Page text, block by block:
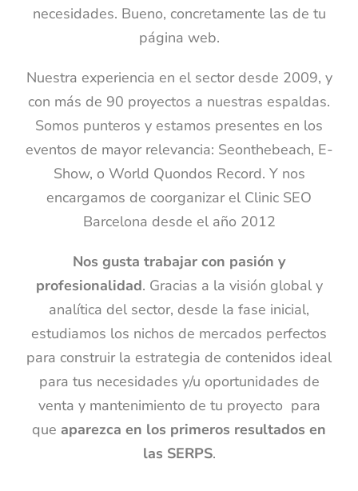
necesidades. Bueno, concretamente las de tu
página web.
Nuestra experiencia en el sector desde 2009, y
con más de 90 proyectos a nuestras espaldas.
Somos punteros y estamos presentes en los
eventos de mayor relevancia: Seonthebeach, E-
Show, o World Quondos Record. Y nos
encargamos de coorganizar el Clinic SEO
Barcelona desde el año 2012
Nos gusta trabajar con pasión y
profesionalidad. Gracias a la visión global y
analítica del sector, desde la fase inicial,
estudiamos los nichos de mercados perfectos
para construir la estrategia de contenidos ideal
para tus necesidades y/u oportunidades de
venta y mantenimiento de tu proyecto para
que aparezca en los primeros resultados en
las SERPS.